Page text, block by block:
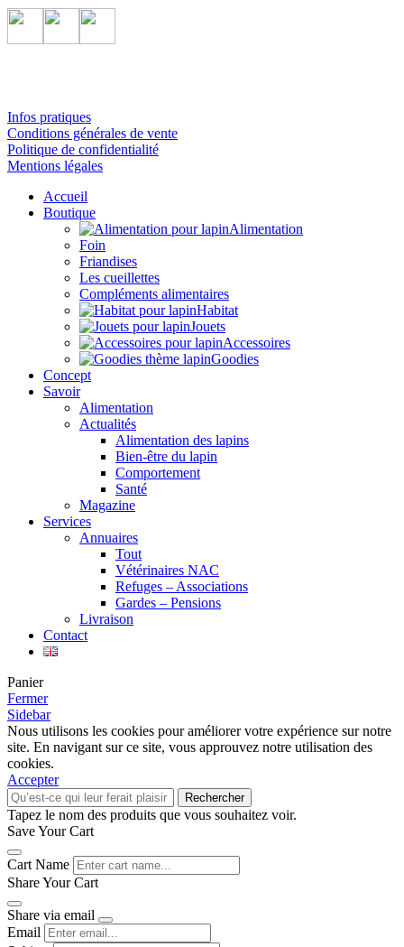
Infos pratiques
Conditions générales de vente
Politique de confidentialité
Mentions légales
Accueil
Boutique
Alimentation
Foin
Friandises
Les cueillettes
Compléments alimentaires
Habitat
Jouets
Accessoires
Goodies
Concept
Savoir
Alimentation
Actualités
Alimentation des lapins
Bien-être du lapin
Comportement
Santé
Magazine
Services
Annuaires
Tout
Vétérinaires NAC
Refuges – Associations
Gardes – Pensions
Livraison
Contact
Panier
Fermer
Sidebar
Nous utilisons les cookies pour améliorer votre expérience sur notre
site. En navigant sur ce site, vous approuvez notre utilisation des
cookies.
Accepter
Rechercher
Tapez le nom des produits que vous souhaitez voir.
Save Your Cart
Cart Name
Share Your Cart
Share via email
Email